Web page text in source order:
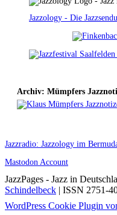
Jazzology - Die
Archiv: Mümpfers
Jazzradio: Jazzology im
Mastodon Account
JazzPages - Jazz in
Schindelbeck | ISSN 2751-
Scroll
WordPress Cookie Plugin